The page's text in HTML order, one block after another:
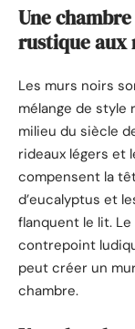
Une
rustique aux
Les murs noirs
mélange de style
milieu du siècle
rideaux légers et
compensent la
d’eucalyptus et
flanquent le lit.
contrepoint
peut créer un
chambre.